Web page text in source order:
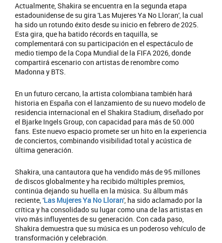
Actualmente, Shakira se encuentra en la segunda etapa
estadounidense de su gira 'Las Mujeres Ya No Lloran', la cual
ha sido un rotundo éxito desde su inicio en febrero de 2025.
Esta gira, que ha batido récords en taquilla, se
complementará con su participación en el espectáculo de
medio tiempo de la Copa Mundial de la FIFA 2026, donde
compartirá escenario con artistas de renombre como
Madonna y BTS.
En un futuro cercano, la artista colombiana también hará
historia en España con el lanzamiento de su nuevo modelo de
residencia internacional en el Shakira Stadium, diseñado por
el Bjarke Ingels Group, con capacidad para más de 50.000
fans. Este nuevo espacio promete ser un hito en la experiencia
de conciertos, combinando visibilidad total y acústica de
última generación.
Shakira, una cantautora que ha vendido más de 95 millones
de discos globalmente y ha recibido múltiples premios,
continúa dejando su huella en la música. Su álbum más
reciente, 'Las Mujeres Ya No Lloran', ha sido aclamado por la
crítica y ha consolidado su lugar como una de las artistas en
vivo más influyentes de su generación. Con cada paso,
Shakira demuestra que su música es un poderoso vehículo de
transformación y celebración.